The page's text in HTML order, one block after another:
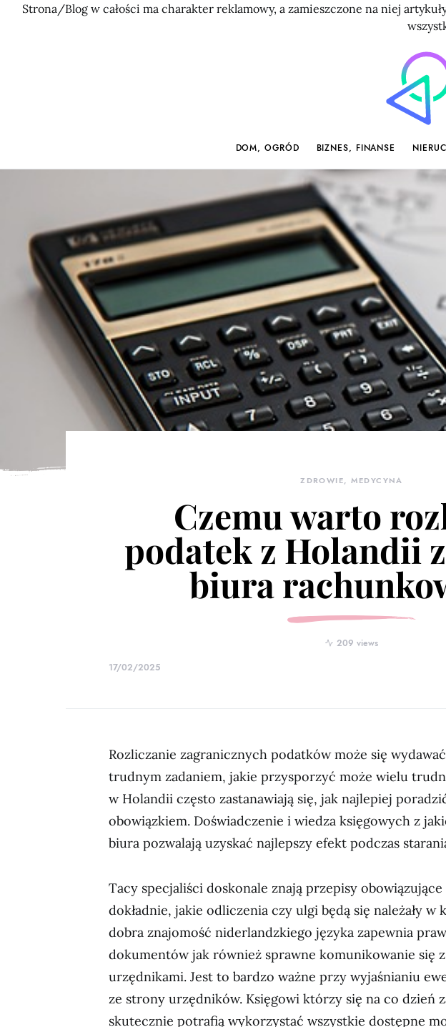
Strona/Blog w całości ma charakter reklamowy, a zamieszczone na niej
DOM, OGRÓD BIZNES, FINANSE
ZDROWIE, MEDYCYNA
Czemu warto
podatek z Holandii
biura
209 views
17/02/2025
Rozliczanie zagranicznych podatków może się
trudnym zadaniem, jakie przysporzyć może wielu
w Holandii często zastanawiają się, jak najlepiej
obowiązkiem. Doświadczenie i wiedza księgowych z
biura pozwalają uzyskać najlepszy efekt podczas
Tacy specjaliści doskonale znają przepisy
dokładnie, jakie odliczenia czy ulgi będą się należały
dobra znajomość niderlandzkiego języka zapewnia
dokumentów jak również sprawne komunikowanie się
urzędnikami. Jest to bardzo ważne przy wyjaśnianiu
ze strony urzędników. Księgowi którzy się na co dzień
skutecznie potrafią wykorzystać wszystkie dostępne